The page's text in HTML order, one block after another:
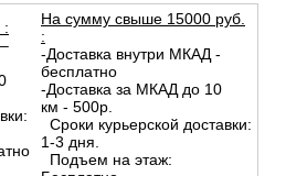
:
На сумму свыше 15000 руб.
:
-Доставка внутри МКАД -
бесплатно
-Доставка за МКАД до 10
км - 500р.
Сроки курьерской доставки:
1-3 дня.
Подъем на этаж: